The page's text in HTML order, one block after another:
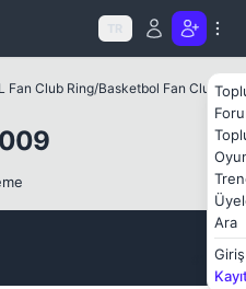
TR
Ara
Giriş
Fan Club Ring/Basketbol Fan Club
Kapat